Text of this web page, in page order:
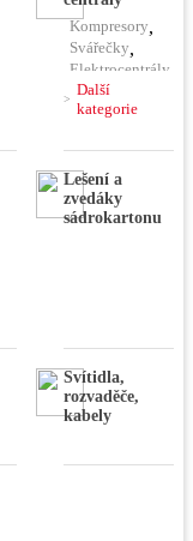
,
Jádrové
vrtačky
Kompresory,
Svářečky,
Elektrocentrály
Pájky,
,
Plničky
klimatizace
Další
kategorie
Lešení a
zvedáky
sádrokartonu
Svítidla,
rozvaděče,
kabely